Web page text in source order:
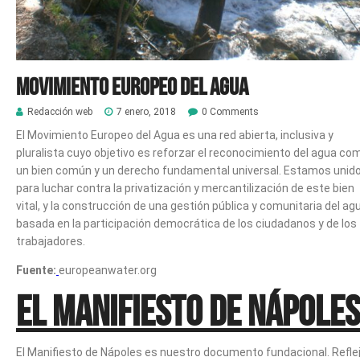
Movimiento Europeo del Agua
Redacción web 7 enero, 2018 0 Comments
El Movimiento Europeo del Agua es una red abierta, inclusiva y
pluralista cuyo objetivo es reforzar el reconocimiento del agua
un bien común y un derecho fundamental universal. Estamos
para luchar contra la privatización y mercantilización de este bien
vital, y la construcción de una gestión pública y comunitaria del
basada en la participación democrática de los ciudadanos y de los
trabajadores.
Fuente: europeanwater.org
El manifiesto de Nápoles
El Manifiesto de Nápoles es nuestro documento fundacional.